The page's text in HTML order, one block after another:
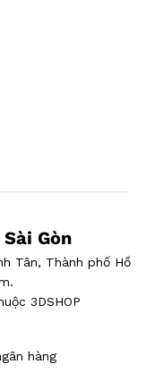
Gòn
Tân, Thành phố Hồ
3DSHOP
hàng